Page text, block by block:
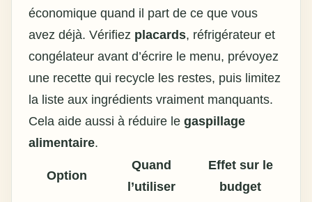
économique quand il part de ce que vous
avez déjà. Vérifiez placards, réfrigérateur et
congélateur avant d’écrire le menu, prévoyez
une recette qui recycle les restes, puis limitez
la liste aux ingrédients vraiment manquants.
Cela aide aussi à réduire le gaspillage
alimentaire.
Option
Quand
l’utiliser
Effet sur le
budget